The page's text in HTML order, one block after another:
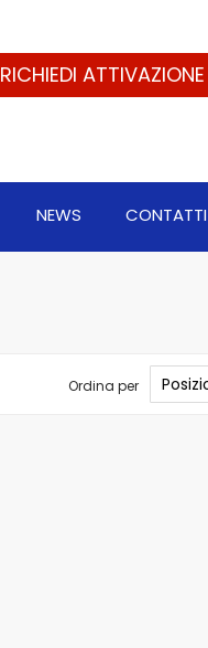
RICHIEDI ATTIVAZIONE
NEWS CONTATTI
Ordina per